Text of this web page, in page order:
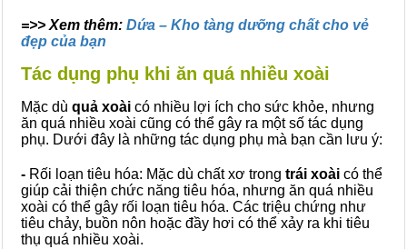
=>> Xem thêm: Dứa – Kho tàng dưỡng chất cho vẻ
đẹp của bạn
Tác dụng phụ khi ăn quá nhiều xoài
Mặc dù quả xoài có nhiều lợi ích cho sức khỏe, nhưng
ăn quá nhiều xoài cũng có thể gây ra một số tác dụng
phụ. Dưới đây là những tác dụng phụ mà bạn cần lưu ý:
- Rối loạn tiêu hóa: Mặc dù chất xơ trong trái xoài có thể
giúp cải thiện chức năng tiêu hóa, nhưng ăn quá nhiều
xoài có thể gây rối loạn tiêu hóa. Các triệu chứng như
tiêu chảy, buồn nôn hoặc đầy hơi có thể xảy ra khi tiêu
thụ quá nhiều xoài.